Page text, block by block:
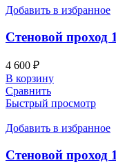
Добавить в избранное
Стеновой проход
4 600 ₽
В корзину
Сравнить
Быстрый просмотр
Добавить в избранное
Стеновой проход